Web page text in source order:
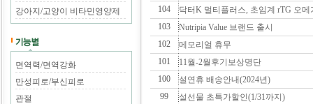
강아지/고양이 비타민영양제
면역력/면역강화
만성피로/부신피로
관절
104
닥터K 멀티플러스, 초임계 rTG 오메
103
Nutripia Value 브랜드 출시
102
메모리얼 휴무
101
11월-2월후기보상명단
100
설연휴 배송안내(2024년)
99
설선물 초특가할인(1/31까지)